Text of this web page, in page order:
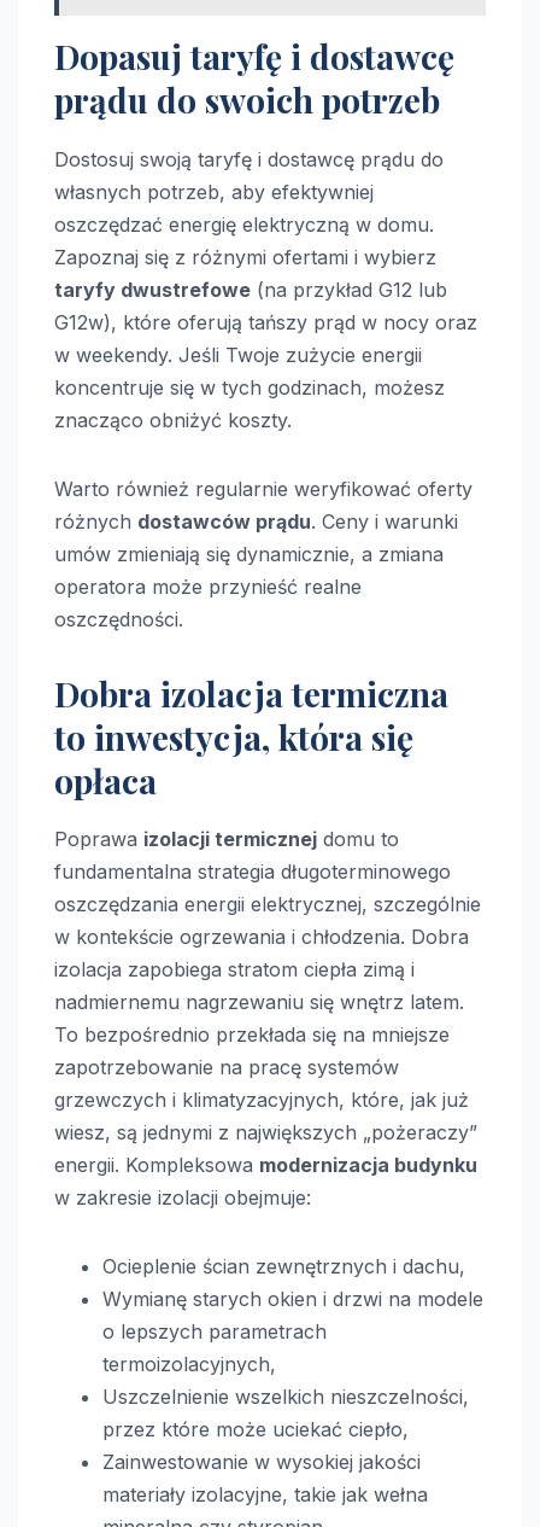
Dopasuj taryfę i dostawcę
prądu do swoich potrzeb
Dostosuj swoją taryfę i dostawcę prądu do
własnych potrzeb, aby efektywniej
oszczędzać energię elektryczną w domu.
Zapoznaj się z różnymi ofertami i wybierz
taryfy dwustrefowe (na przykład G12 lub
G12w), które oferują tańszy prąd w nocy oraz
w weekendy. Jeśli Twoje zużycie energii
koncentruje się w tych godzinach, możesz
znacząco obniżyć koszty.
Warto również regularnie weryfikować oferty
różnych dostawców prądu. Ceny i warunki
umów zmieniają się dynamicznie, a zmiana
operatora może przynieść realne
oszczędności.
Dobra izolacja termiczna
to inwestycja, która się
opłaca
Poprawa izolacji termicznej domu to
fundamentalna strategia długoterminowego
oszczędzania energii elektrycznej, szczególnie
w kontekście ogrzewania i chłodzenia. Dobra
izolacja zapobiega stratom ciepła zimą i
nadmiernemu nagrzewaniu się wnętrz latem.
To bezpośrednio przekłada się na mniejsze
zapotrzebowanie na pracę systemów
grzewczych i klimatyzacyjnych, które, jak już
wiesz, są jednymi z największych „pożeraczy”
energii. Kompleksowa modernizacja budynku
w zakresie izolacji obejmuje:
Ocieplenie ścian zewnętrznych i dachu,
Wymianę starych okien i drzwi na modele
o lepszych parametrach
termoizolacyjnych,
Uszczelnienie wszelkich nieszczelności,
przez które może uciekać ciepło,
Zainwestowanie w wysokiej jakości
materiały izolacyjne, takie jak wełna